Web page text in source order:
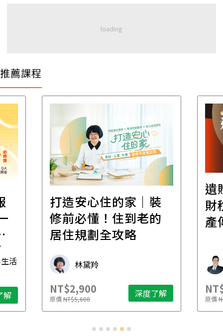
推薦課程
活
解
打造安心住的家｜裝
修前必懂！住到老的
居住規劃全攻略
林黛羚
NT$2,900
原價NT$5,600 深度了解
遺
財
產
原價